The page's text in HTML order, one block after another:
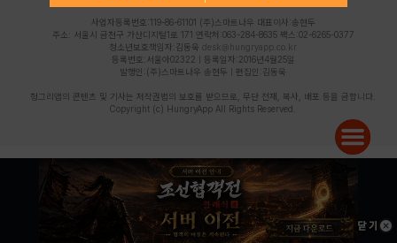
사업자등록번호:119-86-61101 (주)스마트나우 대표이사:송현두
주소: 서울시 금천구 가산디지털1로 171 연락처:063-284-8635 팩스:02-6265-0377
청소년보호책임자:김동욱 desk@hungryapp.co.kr
등록번호:서울아02322 | 등록일자:2016년4월25일
발행인:(주)스마트나우 송현두 | 편집인:김동욱
헝그리앱의 콘텐츠 및 기사는 저작권법의 보호를 받으므로, 무단 전재, 복사, 배포 등을 금합니다.
Copyright (c) HungryApp All Rights Reserved.